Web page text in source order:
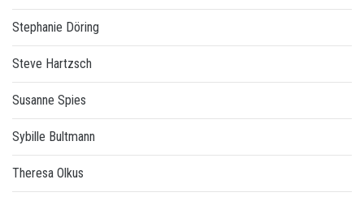
Stephanie Döring
Steve Hartzsch
Susanne Spies
Sybille Bultmann
Theresa Olkus